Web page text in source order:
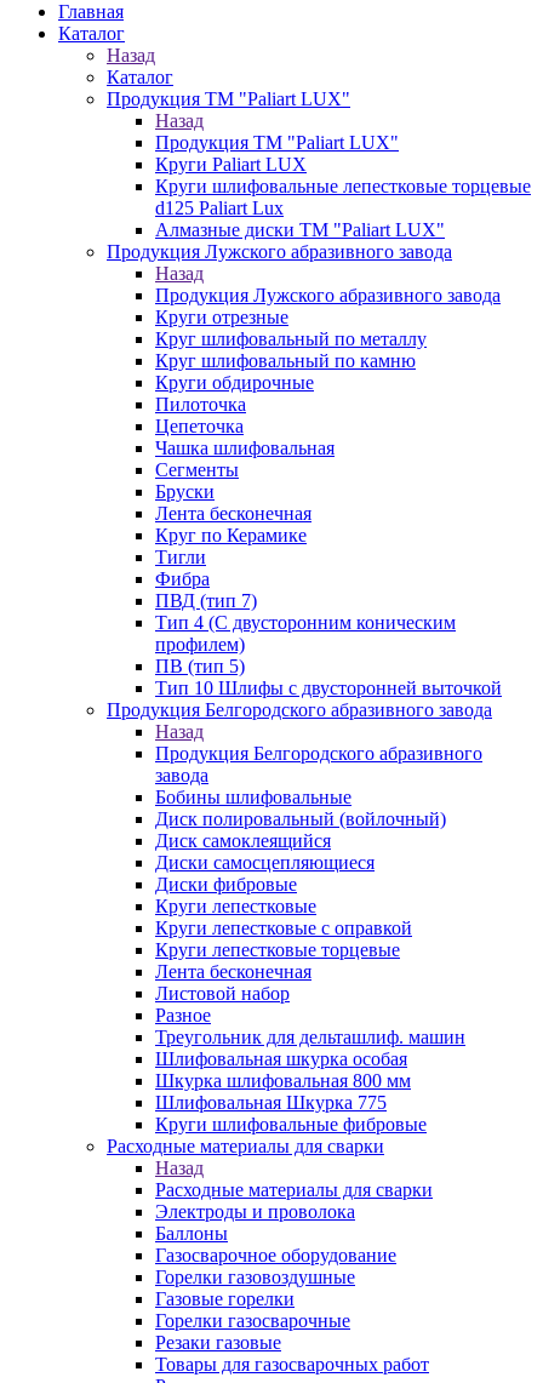
Главная
Каталог
Назад
Каталог
Продукция ТМ "Paliart LUX"
Назад
Продукция ТМ "Paliart LUX"
Круги Paliart LUX
Круги шлифовальные лепестковые торцевые
d125 Paliart Lux
Алмазные диски ТМ "Paliart LUX"
Продукция Лужского абразивного завода
Назад
Продукция Лужского абразивного завода
Круги отрезные
Круг шлифовальный по металлу
Круг шлифовальный по камню
Круги обдирочные
Пилоточка
Цепеточка
Чашка шлифовальная
Сегменты
Бруски
Лента бесконечная
Круг по Керамике
Тигли
Фибра
ПВД (тип 7)
Тип 4 (С двусторонним коническим
профилем)
ПВ (тип 5)
Тип 10 Шлифы с двусторонней выточкой
Продукция Белгородского абразивного завода
Назад
Продукция Белгородского абразивного
завода
Бобины шлифовальные
Диск полировальный (войлочный)
Диск самоклеящийся
Диски самосцепляющиеся
Диски фибровые
Круги лепестковые
Круги лепестковые с оправкой
Круги лепестковые торцевые
Лента бесконечная
Листовой набор
Разное
Треугольник для дельташлиф. машин
Шлифовальная шкурка особая
Шкурка шлифовальная 800 мм
Шлифовальная Шкурка 775
Круги шлифовальные фибровые
Расходные материалы для сварки
Назад
Расходные материалы для сварки
Электроды и проволока
Баллоны
Газосварочное оборудование
Горелки газовоздушные
Газовые горелки
Горелки газосварочные
Резаки газовые
Товары для газосварочных работ